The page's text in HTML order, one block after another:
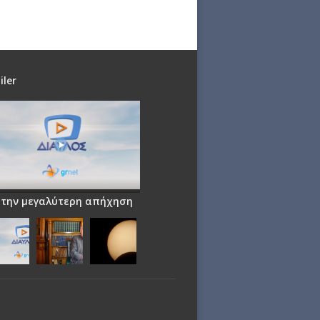
μεγαλύτερη απήχηση